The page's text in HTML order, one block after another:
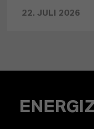
22. JULI 2026